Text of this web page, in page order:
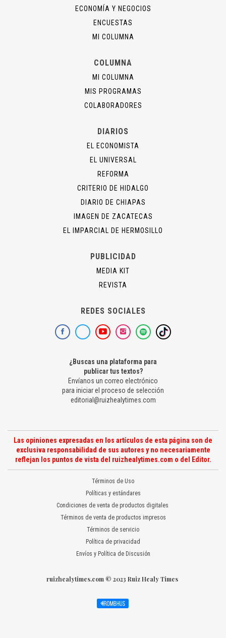
ECONOMÍA Y NEGOCIOS
ENCUESTAS
MI COLUMNA
COLUMNA
MI COLUMNA
MIS PROGRAMAS
COLABORADORES
DIARIOS
EL ECONOMISTA
EL UNIVERSAL
REFORMA
CRITERIO DE HIDALGO
DIARIO DE CHIAPAS
IMAGEN DE ZACATECAS
EL IMPARCIAL DE HERMOSILLO
PUBLICIDAD
MEDIA KIT
REVISTA
REDES SOCIALES
¿Buscas una plataforma para
publicar tus textos?
Envíanos un correo electrónico
para iniciar el proceso de selección
editorial@ruizhealytimes.com
Las opiniones expresadas en los artículos de esta página son de
exclusiva responsabilidad de sus autores y no necesariamente
reflejan los puntos de vista del ruizhealytimes.com o del Editor.
Términos de Uso
Políticas y estándares
Condiciones de venta de productos digitales
Términos de venta de productos impresos
Términos de servicio
Política de privacidad
Envíos y Política de Discusión
ruizhealytimes.com © 2023 Ruiz Healy Times